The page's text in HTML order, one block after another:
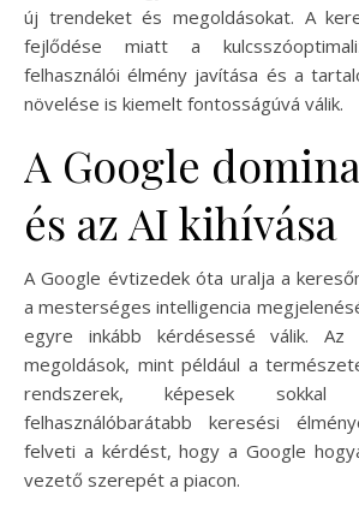
új trendeket és megoldásokat. A
fejlődése miatt a
felhasználói élmény javítása és a
növelése is kiemelt fontosságúvá válik.
A Google
és az AI kihívása
A Google évtizedek óta uralja a
a mesterséges intelligencia
egyre inkább kérdésessé válik. Az
megoldások, mint például a
rendszerek, képesek sokkal
felhasználóbarátabb keresési
felveti a kérdést, hogy a Google
vezető szerepét a piacon.